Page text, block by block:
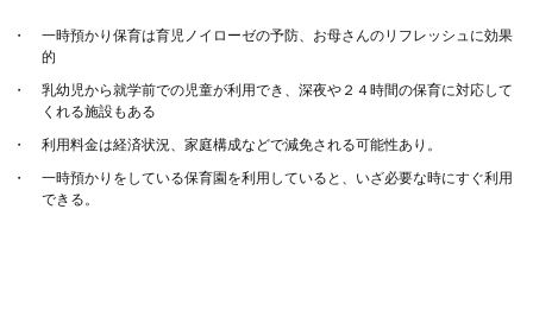
一時預かり保育は育児ノイローゼの予防、お母さんのリフレッシュに効果
的
乳幼児から就学前での児童が利用でき、深夜や２４時間の保育に対応して
くれる施設もある
利用料金は経済状況、家庭構成などで減免される可能性あり。
一時預かりをしている保育園を利用していると、いざ必要な時にすぐ利用
できる。